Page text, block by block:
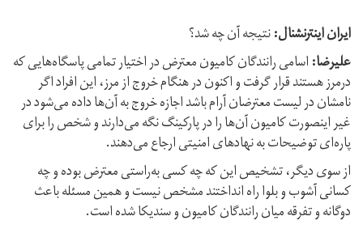
ایران اینترنشنال:نتیجه آن چه شد؟
علیرضا:اسامی رانندگان کامیون معترض در اختیار تمامی پاسگاه‌هایی که
درمرز هستند قرار گرفت و اکنون در هنگام خروج از مرز، این افراد اگر
نامشان در لیست معترضان آرام باشد اجازه خروج به آن‌ها داده می‌شود در
غیر اینصورت کامیون آن‌ها را در پارکینگ نگه می‌دارند و شخص را برای
پاره‌ا‌ی توضیحات به نهاد‌های امنیتی ارجاع می‌دهند.
از سوی دیگر، تشخیص این که چه کسی به‌راستی معترض بوده و چه
کسانی آشوب و بلوا راه انداختند مشخص نیست و همین مسئله باعث
دوگانه و تفرقه میان رانندگان کامیون و سندیکا شده است.